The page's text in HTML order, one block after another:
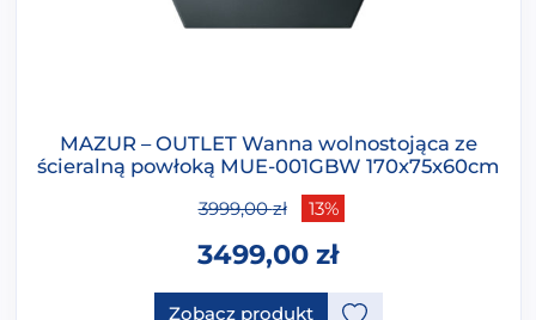
MAZUR – OUTLET Wanna wolnostojąca ze
ścieralną powłoką MUE-001GBW 170x75x60cm
3999,00zł 13%
3499,00 zł
Zobacz produkt